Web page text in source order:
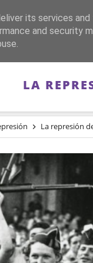
FRANQUISMO
LA
La represión
its services
and security